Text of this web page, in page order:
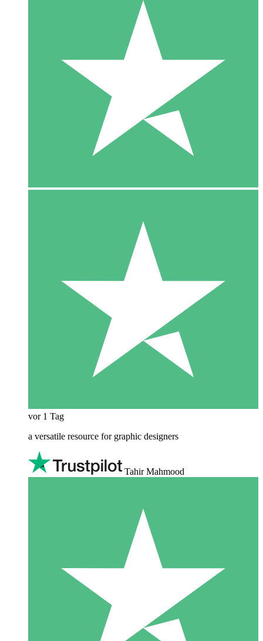
vor 1 Tag
a versatile resource for graphic designers
Tahir Mahmood